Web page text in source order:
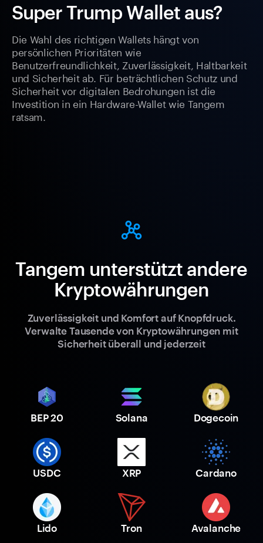
Super Trump Wallet aus?
Die Wahl des richtigen Wallets hängt von
persönlichen Prioritäten wie
Benutzerfreundlichkeit, Zuverlässigkeit, Haltbarkeit
und Sicherheit ab. Für beträchtlichen Schutz und
Sicherheit vor digitalen Bedrohungen ist die
Investition in ein Hardware-Wallet wie Tangem
ratsam.
Tangem unterstützt andere
Kryptowährungen
Zuverlässigkeit und Komfort auf Knopfdruck.
Verwalte Tausende von Kryptowährungen mit
Sicherheit überall und jederzeit
BEP 20 Solana Dogecoin
USDC XRP Cardano
Lido Tron Avalanche